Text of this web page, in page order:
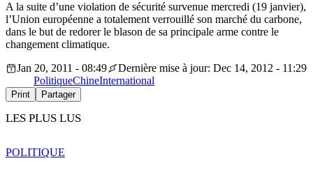
A la suite d’une violation de sécurité survenue mercredi (19 janvier),
l’Union européenne a totalement verrouillé son marché du carbone,
dans le but de redorer le blason de sa principale arme contre le
changement climatique.
Jan 20, 2011 - 08:49
Dernière mise à jour: Dec 14, 2012 - 11:29
PolitiqueChineInternational
Print Partager
LES PLUS LUS
POLITIQUE